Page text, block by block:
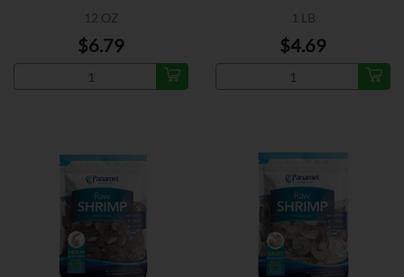
12 OZ
$6.79
1 LB
$4.69